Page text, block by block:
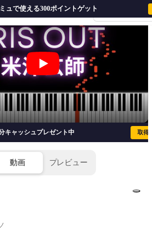
会員登録・ログイ
ュで使える300ポイントゲット
IRIS OUT - 米津玄師
キャッシュプレゼント中 取得
動画 プレビュー